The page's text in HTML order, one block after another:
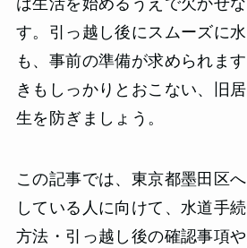
は生活を始めるうえで欠かせ
す。引っ越し後にスムーズに
も、事前の準備が求められま
きもしっかりとおこない、旧
生を防ぎましょう。
この記事では、東京都墨田区
している人に向けて、水道手
方法・引っ越し後の確認事項